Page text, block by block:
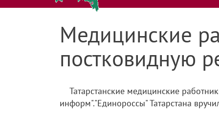
Медицинские
постковидную
Татарстанские медицинские
информ"."Единороссы" Татарстана